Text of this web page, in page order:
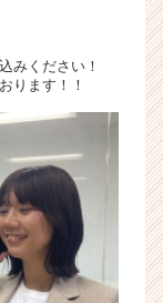
みください！
ります！！